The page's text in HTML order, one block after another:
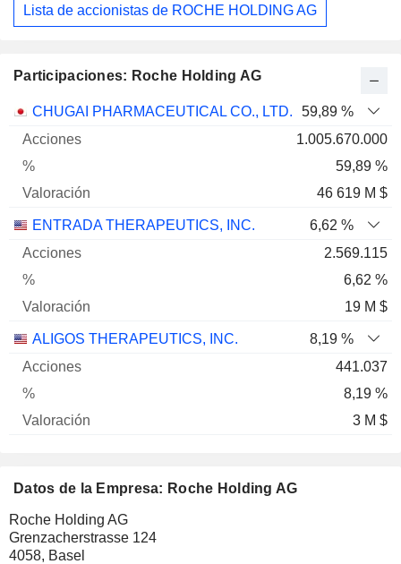
Lista de accionistas de ROCHE HOLDING AG
Participaciones: Roche Holding AG
Nombre Acciones % Valoración
CHUGAI PHARMACEUTICAL CO., LTD.
59,89 %
1.005.670.000
59,89 %
46 619 M $
ENTRADA THERAPEUTICS, INC.
6,62 %
2.569.115
6,62 %
19 M $
ALIGOS THERAPEUTICS, INC.
8,19 %
441.037
8,19 %
3 M $
Datos de la Empresa: Roche Holding AG
Roche Holding AG
Grenzacherstrasse 124
4058, Basel